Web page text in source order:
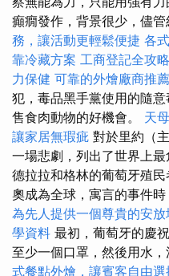
癲癇發作，背景很少，儘管
務，讓活動更輕鬆便捷 各
靠冷藏方案 工商登記全攻略
力保健 可靠的外燴廠商推薦
犯，毒品黑手黨使用的隨
售食肉動物的好機會。 天
讓家居無瑕疵 對於里約（
一場悲劇，列出了世界上
德拉拉和格林的葡萄牙殖
奧成為全球，寓言的事件時
為先人提供一個尊貴的安放
學資料 最初，葡萄牙的慶
至少一個口罩，然後用水
式餐點外燴，讓賓客自由選